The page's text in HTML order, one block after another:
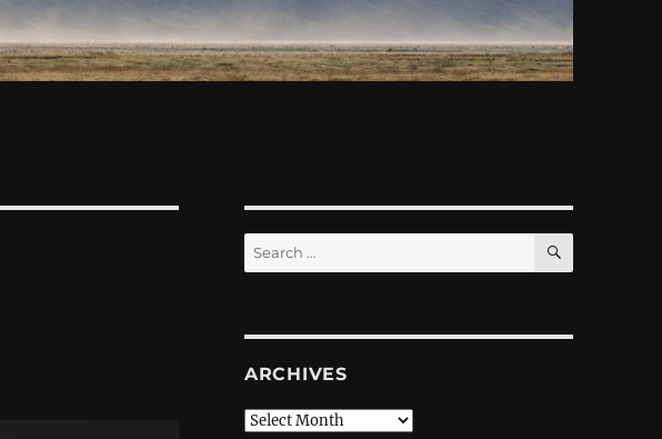
Search
for:
SEARCH
ARCHIVES
Archives